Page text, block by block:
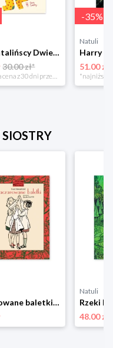
Przeplatalińscy Dwie siostry
30.00 zł*
*najniższa cena z 30 dni przed obniżką
-35%
Natuli
51.00 zł
Zaczarowane baletki Dwie siostry
Natuli
Rzeki
48.00 zł